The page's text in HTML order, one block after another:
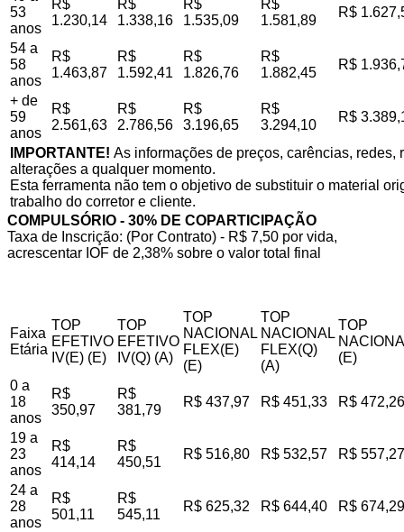
53
anos
R$
1.230,14
R$
1.338,16
R$
1.535,09
R$
1.581,89
R$
54 a
58
anos
R$
1.463,87
R$
1.592,41
R$
1.826,76
R$
1.882,45
R$
+ de
59
anos
R$
2.561,63
R$
2.786,56
R$
3.196,65
R$
3.294,10
R$
IMPORTANTE! As informações de preços, carências,
alterações a qualquer momento.
Esta ferramenta não tem o objetivo de substituir o material
trabalho do corretor e cliente.
COMPULSÓRIO - 30% DE COPARTICIPAÇÃO
Taxa de Inscrição: (Por Contrato) - R$ 7,50 por vida,
acrescentar IOF de 2,38% sobre o valor total final
Faixa
Etária
TOP
EFETIVO
IV(E) (E)
TOP
EFETIVO
IV(Q) (A)
TOP
NACIONAL
FLEX(E)
(E)
TOP
NACIONAL
FLEX(Q)
(A)
TOP
(E)
0 a
18
anos
R$
350,97
R$
381,79
R$ 437,97 R$ 451,33 R$ 472,26
19 a
23
anos
R$
414,14
R$
450,51
R$ 516,80 R$ 532,57 R$ 557,27
24 a
28
anos
R$
501,11
R$
545,11
R$ 625,32 R$ 644,40 R$ 674,29